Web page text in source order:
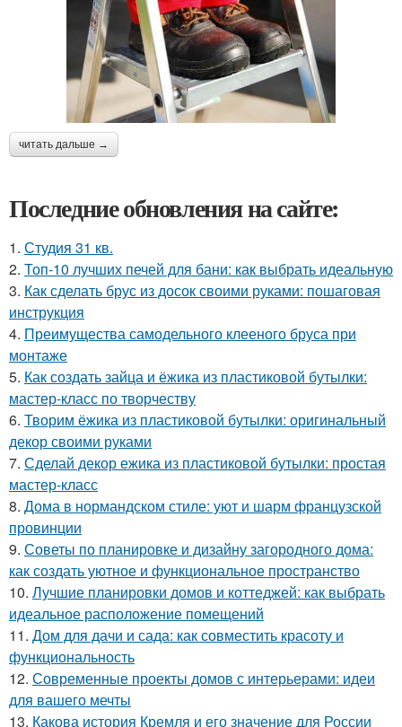
читать дальше →
Последние обновления на сайте:
1. Студия 31 кв.
2. Топ-10 лучших печей для бани: как выбрать идеальную
3. Как сделать брус из досок своими руками: пошаговая
инструкция
4. Преимущества самодельного клееного бруса при
монтаже
5. Как создать зайца и ёжика из пластиковой бутылки:
мастер-класс по творчеству
6. Творим ёжика из пластиковой бутылки: оригинальный
декор своими руками
7. Сделай декор ежика из пластиковой бутылки: простая
мастер-класс
8. Дома в нормандском стиле: уют и шарм французской
провинции
9. Советы по планировке и дизайну загородного дома:
как создать уютное и функциональное пространство
10. Лучшие планировки домов и коттеджей: как выбрать
идеальное расположение помещений
11. Дом для дачи и сада: как совместить красоту и
функциональность
12. Современные проекты домов с интерьерами: идеи
для вашего мечты
13. Какова история Кремля и его значение для России